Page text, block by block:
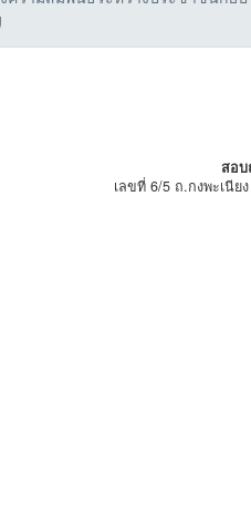
สอบ
เลขที่ 6/5 ถ.กงพะเนีย